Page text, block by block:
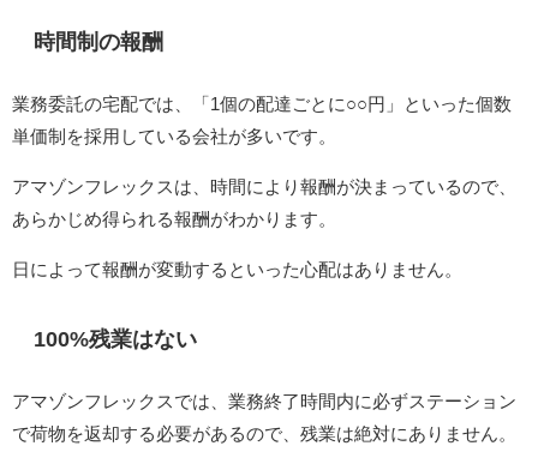
時間制の報酬
業務委託の宅配では、「1個の配達ごとに○○円」といった個数
単価制を採用している会社が多いです。
アマゾンフレックスは、時間により報酬が決まっているので、
あらかじめ得られる報酬がわかります。
日によって報酬が変動するといった心配はありません。
100%残業はない
アマゾンフレックスでは、業務終了時間内に必ずステーション
で荷物を返却する必要があるので、残業は絶対にありません。